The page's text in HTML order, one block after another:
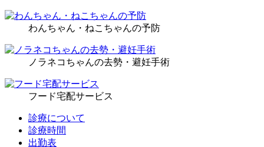
わんちゃん・ねこちゃんの予防
ノラネコちゃんの去勢・避妊手術
フード宅配サービス
診療について
診療時間
出勤表